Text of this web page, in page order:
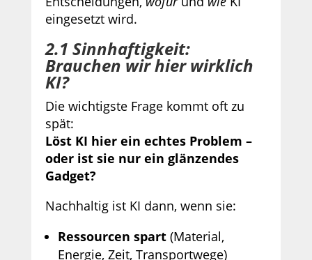
eingesetzt wird.
2.1 Sinnhaftigkeit:
Brauchen wir hier wirklich
KI?
Die wichtigste Frage kommt oft zu
spät:
Löst KI hier ein echtes Problem –
oder ist sie nur ein glänzendes
Gadget?
Nachhaltig ist KI dann, wenn sie:
Ressourcen spart(Material,
Energie, Zeit, Transportwege)